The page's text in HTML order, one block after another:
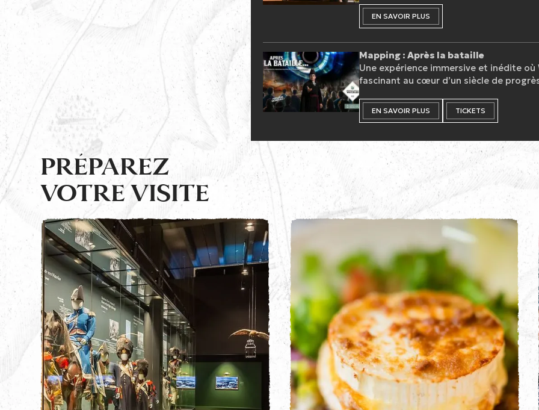
EN SAVOIR PLUS
Mapping : Après la bataille
Une expérience immersive et inédite
fascinant au cœur d’un siècle de
EN SAVOIR PLUS TICKETS
PRÉPAREZ
VOTRE VISITE